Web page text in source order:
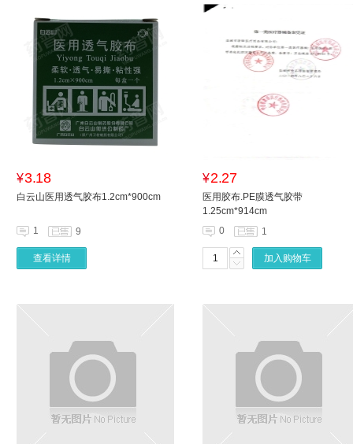
¥3.18
白云山医用透气胶布1.2cm*900cm
1 9
查看详情
¥2.27
医用胶布.PE膜透气胶带
1.25cm*914cm
0
1
加入购物车